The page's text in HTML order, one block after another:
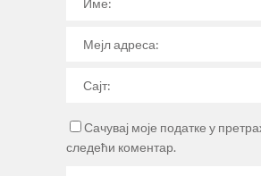
Сачувај моје податке у
следећи коментар.